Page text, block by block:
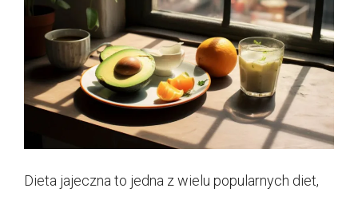
Dieta jajeczna to jedna z wielu popularnych diet,